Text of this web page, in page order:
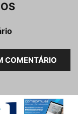
COMENTÁRIO